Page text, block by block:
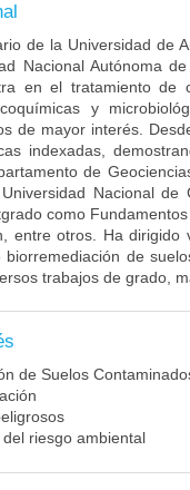
de la Universidad de
Nacional Autónoma
en el tratamiento de
y
de mayor interés.
indexadas,
de
Nacional de
como
entre otros. Ha
biorremediación de
trabajos de grado,
de Suelos
del riesgo ambiental